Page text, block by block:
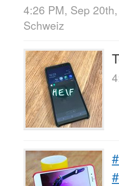
4:26 PM, Sep
Schweiz